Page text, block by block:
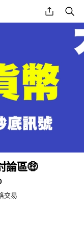
share
論區🤑
交易